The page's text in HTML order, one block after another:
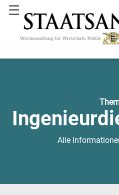
☰
Alle